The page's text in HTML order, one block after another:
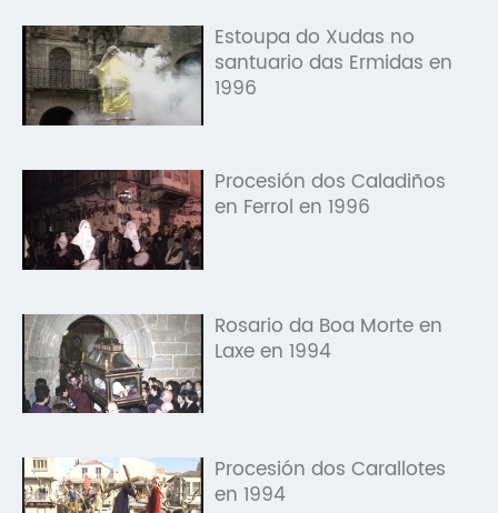
Estoupa do Xudas no
santuario das Ermidas en
1996
Procesión dos Caladiños
en Ferrol en 1996
Rosario da Boa Morte en
Laxe en 1994
Procesión dos Carallotes
en 1994